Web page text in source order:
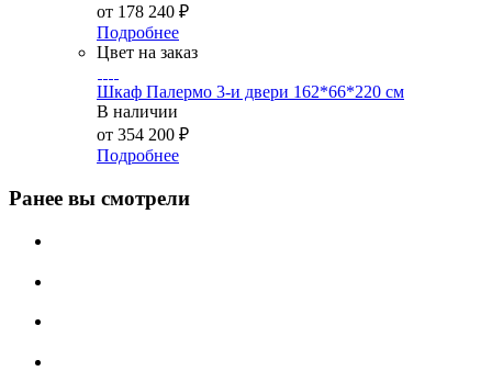
от 178 240 ₽
Подробнее
Цвет на заказ
Шкаф Палермо 3-и двери 162*66*220 см
В наличии
от 354 200 ₽
Подробнее
Ранее вы смотрели